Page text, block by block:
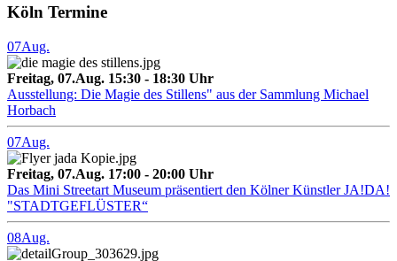
Köln Termine
07Aug.
Freitag, 07.Aug. 15:30 - 18:30 Uhr
Ausstellung: Die Magie des Stillens" aus der Sammlung Michael
Horbach
07Aug.
Freitag, 07.Aug. 17:00 - 20:00 Uhr
Das Mini Streetart Museum präsentiert den Kölner Künstler JA!DA!
"STADTGEFLÜSTER“
08Aug.